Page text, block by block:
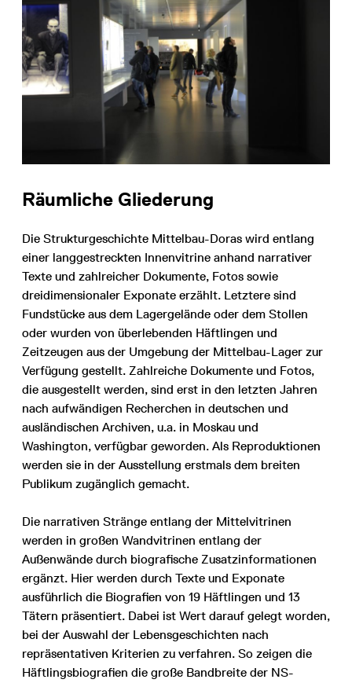
Räumliche Gliederung
Die Strukturgeschichte Mittelbau-Doras wird entlang
einer langgestreckten Innenvitrine anhand narrativer
Texte und zahlreicher Dokumente, Fotos sowie
dreidimensionaler Exponate erzählt. Letztere sind
Fundstücke aus dem Lagergelände oder dem Stollen
oder wurden von überlebenden Häftlingen und
Zeitzeugen aus der Umgebung der Mittelbau-Lager zur
Verfügung gestellt. Zahlreiche Dokumente und Fotos,
die ausgestellt werden, sind erst in den letzten Jahren
nach aufwändigen Recherchen in deutschen und
ausländischen Archiven, u.a. in Moskau und
Washington, verfügbar geworden. Als Reproduktionen
werden sie in der Ausstellung erstmals dem breiten
Publikum zugänglich gemacht.
Die narrativen Stränge entlang der Mittelvitrinen
werden in großen Wandvitrinen entlang der
Außenwände durch biografi­sche Zusatzinformationen
ergänzt. Hier werden durch Texte und Exponate
ausführlich die Biografien von 19 Häftlingen und 13
Tätern präsentiert. Dabei ist Wert darauf gelegt worden,
bei der Auswahl der Lebensgeschichten nach
repräsentativen Kriterien zu verfahren. So zeigen die
Häftlingsbiografien die große Bandbreite der NS-